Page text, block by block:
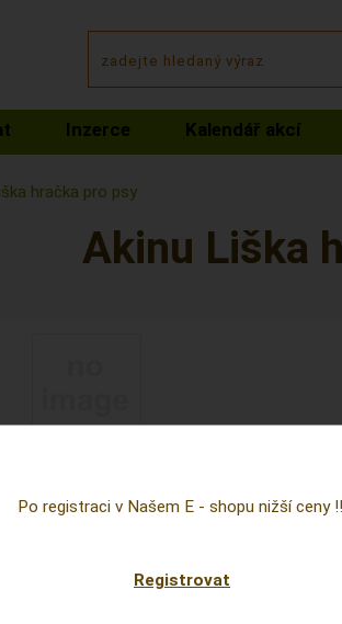
Inzerce Kalendář akcí
hračka pro psy
Akinu Liška
Po registraci v Našem E - shopu nižší ceny
Registrovat